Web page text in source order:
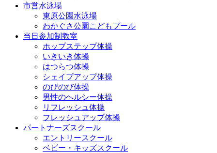
市営水泳場
東原公園水泳場
わかぐさ公園こどもプール
当日参加制教室
ホップステップ体操
いきいき体操
はつらつ体操
シェイプアップ体操
のびのび体操
男性のヘルシー体操
リフレッシュ体操
フレッシュアップ体操
パートナーズスクール
エントリースクール
ベビー・キッズスクール